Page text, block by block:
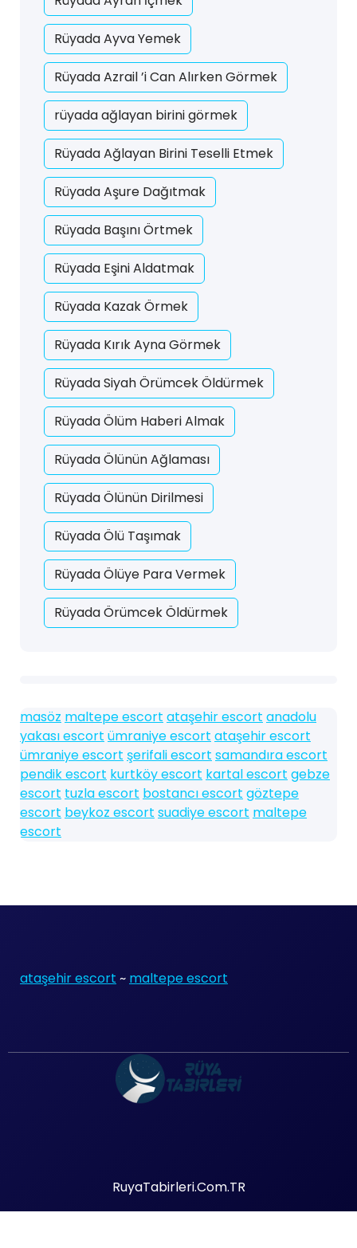
Rüyada Ayva Yemek
Rüyada Azrail ’i Can Alırken Görmek
rüyada ağlayan birini görmek
Rüyada Ağlayan Birini Teselli Etmek
Rüyada Aşure Dağıtmak
Rüyada Başını Örtmek
Rüyada Eşini Aldatmak
Rüyada Kazak Örmek
Rüyada Kırık Ayna Görmek
Rüyada Siyah Örümcek Öldürmek
Rüyada Ölüm Haberi Almak
Rüyada Ölünün Ağlaması
Rüyada Ölünün Dirilmesi
Rüyada Ölü Taşımak
Rüyada Ölüye Para Vermek
Rüyada Örümcek Öldürmek
masöz maltepe escort ataşehir escort anadolu
yakası escort ümraniye escort ataşehir escort
ümraniye escort şerifali escort samandıra escort
pendik escort kurtköy escort kartal escort gebze
escort tuzla escort bostancı escort göztepe
escort beykoz escort suadiye escort maltepe
escort
ataşehir escort ~ maltepe escort
RuyaTabirleri.Com.TR